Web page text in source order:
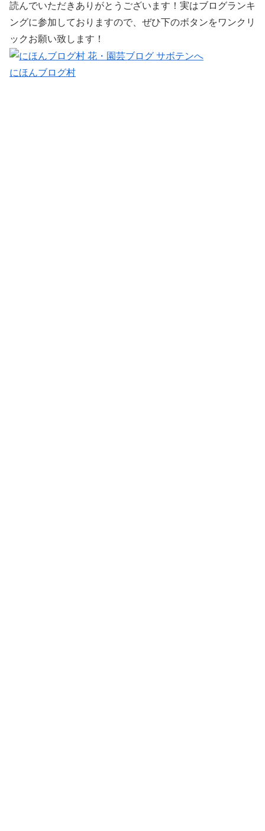
読んでいただきありがとうございます！実はブログランキ
ングに参加しておりますので、ぜひ下のボタンをワンクリ
ックお願い致します！
にほんブログ村